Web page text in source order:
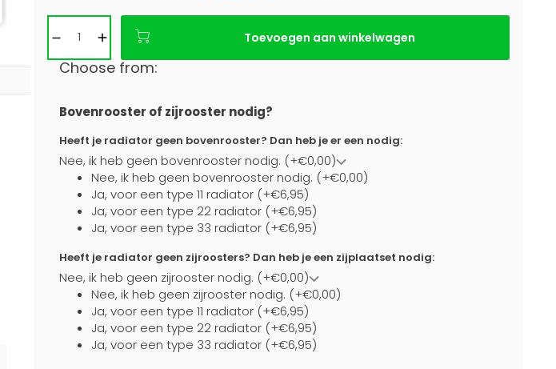
Toevoegen aan winkelwagen
Choose from:
Bovenrooster of zijrooster nodig?
Heeft je radiator geen bovenrooster? Dan heb je er een nodig:
Nee, ik heb geen bovenrooster nodig. (+€0,00)
Nee, ik heb geen bovenrooster nodig. (+€0,00)
Ja, voor een type 11 radiator (+€6,95)
Ja, voor een type 22 radiator (+€6,95)
Ja, voor een type 33 radiator (+€6,95)
Heeft je radiator geen zijroosters? Dan heb je een zijplaatset nodig:
Nee, ik heb geen zijrooster nodig. (+€0,00)
Nee, ik heb geen zijrooster nodig. (+€0,00)
Ja, voor een type 11 radiator (+€6,95)
Ja, voor een type 22 radiator (+€6,95)
Ja, voor een type 33 radiator (+€6,95)